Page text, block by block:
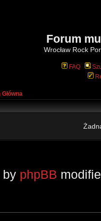
Forum
Wrocław Rock
FAQ
by phpBB